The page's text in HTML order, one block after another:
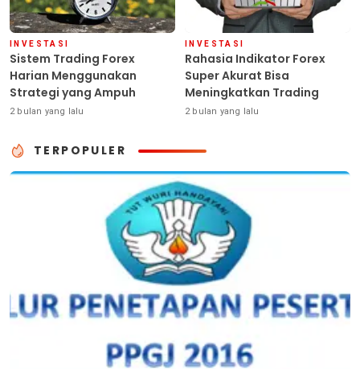
INVESTASI
Sistem Trading Forex
Harian Menggunakan
Strategi yang Ampuh
2 bulan yang lalu
INVESTASI
Rahasia Indikator Forex
Super Akurat Bisa
Meningkatkan Trading
2 bulan yang lalu
TERPOPULER